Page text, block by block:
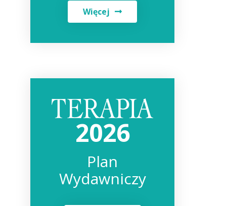
Więcej
2026
Plan
Wydawniczy